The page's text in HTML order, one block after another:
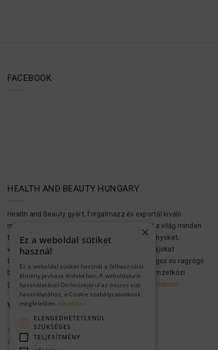
FACEBOOK
HEALTH AND BEAUTY HUNGARY
Health and Beauty gyárt, forgalmazz és exportál kiváló
minőségű bőr-, test- és hajápolási termékeket a világ minden
tájára. Ezek a kozmetikumok Holt-tengeri ásványokat,
vitaminokat, növényi kivonatokat és aromás olajokat
tartalmaznak, hogy megvalósítsák az egészséges és ragyogó
bőrt és hajat. A H&B kozmetikai termékek a nemzetközi
gyártási előírásoknak megfelelően…..Tovább olvasom
VEVŐSZOLGÁLAT
Szolgáltató adatai
Általános szerződési feltételek
×
Ez a weboldal sütiket
használ
Ez a weboldal sütiket használ a felhasználói
élmény javítása érdekében. A weboldalunk
használatával Ön hozzájárul az összes süti
használatához, a Cookie szabályzatunknak
megfelelően. Bővebben
ELENGEDHETETLENÜL
SZÜKSÉGES
TELJESÍTMÉNY